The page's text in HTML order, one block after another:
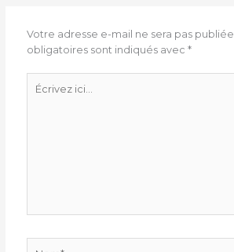
Votre adresse e-mail ne sera pas publiée.
obligatoires sont indiqués avec*
ici…